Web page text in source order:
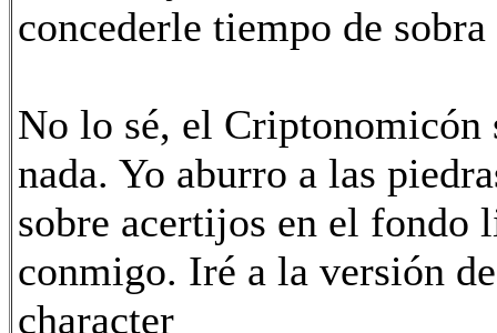
concederle tiempo de
No lo sé, el Criptonomicón
nada. Yo aburro a las
sobre acertijos en el fondo
conmigo. Iré a la versión
character